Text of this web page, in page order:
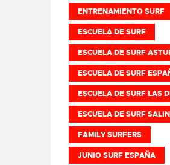
ENTRENAMIENTO SURF
ESCUELA DE SURF
ESCUELA DE SURF
ESCUELA DE SURF
ESCUELA DE SURF LAS
ESCUELA DE SURF
FAMILY SURFERS
JUNIO SURF ESPAÑA